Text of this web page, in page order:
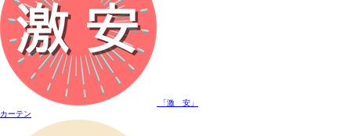
「激 安」
カーテン